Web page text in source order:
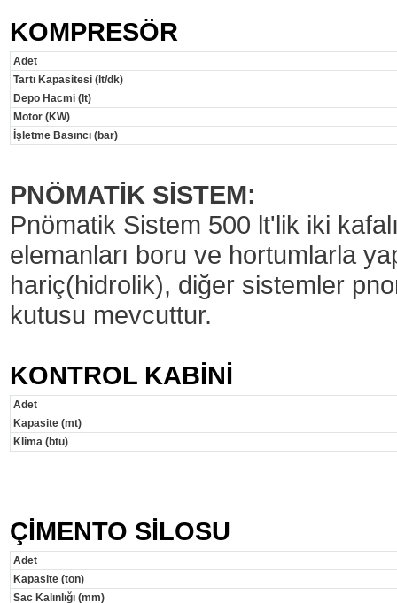
KOMPRESÖR
Adet
Tartı Kapasitesi (lt/dk)
Depo Hacmi (lt)
Motor (KW)
İşletme Basıncı (bar)
PNÖMATİK SİSTEM:
Pnömatik Sistem 500 lt'lik iki
elemanları boru ve hortumlarla
hariç(hidrolik), diğer sistemler
kutusu mevcuttur.
KONTROL KABİNİ
Adet
Kapasite (mt)
Klima (btu)
ÇİMENTO SİLOSU
Adet
Kapasite (ton)
Sac Kalınlığı (mm)